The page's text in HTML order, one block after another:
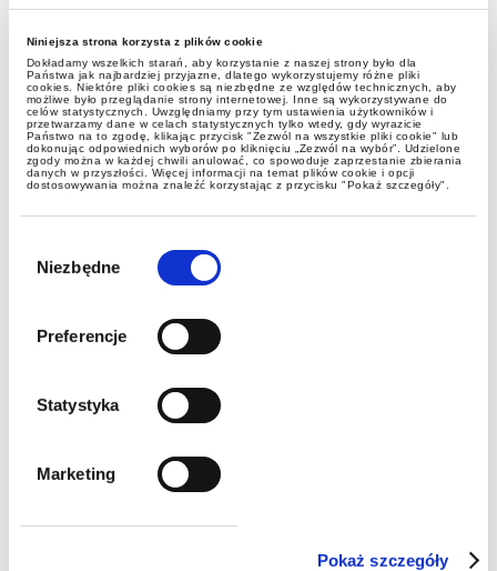
Niniejsza strona korzysta z plików cookie
Dokładamy wszelkich starań, aby korzystanie z naszej strony było dla
Państwa jak najbardziej przyjazne, dlatego wykorzystujemy różne pliki
cookies. Niektóre pliki cookies są niezbędne ze względów technicznych, aby
możliwe było przeglądanie strony internetowej. Inne są wykorzystywane do
celów statystycznych. Uwzględniamy przy tym ustawienia użytkowników i
przetwarzamy dane w celach statystycznych tylko wtedy, gdy wyrazicie
Państwo na to zgodę, klikając przycisk "Zezwól na wszystkie pliki cookie" lub
dokonując odpowiednich wyborów po kliknięciu „Zezwól na wybór”. Udzielone
zgody można w każdej chwili anulować, co spowoduje zaprzestanie zbierania
danych w przyszłości. Więcej informacji na temat plików cookie i opcji
dostosowywania można znaleźć korzystając z przycisku "Pokaż szczegóły".
zgody
Niezbędne
Preferencje
Statystyka
Marketing
Pokaż szczegóły
Intercyza: między hollywoodzką
popkulturą a polską
rzeczywistością
kodeks celny, nowe założenia w